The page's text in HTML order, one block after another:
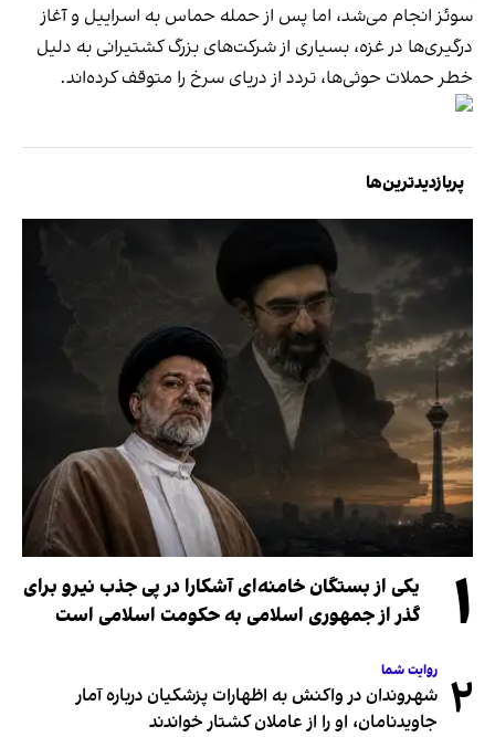
سوئز انجام می‌شد، اما پس از حمله حماس به اسراییل و آغاز
درگیری‌ها در غزه، بسیاری از شرکت‌های بزرگ کشتیرانی به دلیل
خطر حملات حوثی‌ها، تردد از دریای سرخ را متوقف کرده‌اند.
پربازدیدترین‌ها
۱
یکی از بستگان خامنه‌ای آشکارا در پی جذب نیرو برای
گذر از جمهوری اسلامی به حکومت اسلامی است
۲ روایت شما
شهروندان در واکنش به اظهارات پزشکیان درباره آمار
جاویدنامان، او را از عاملان کشتار خواندند